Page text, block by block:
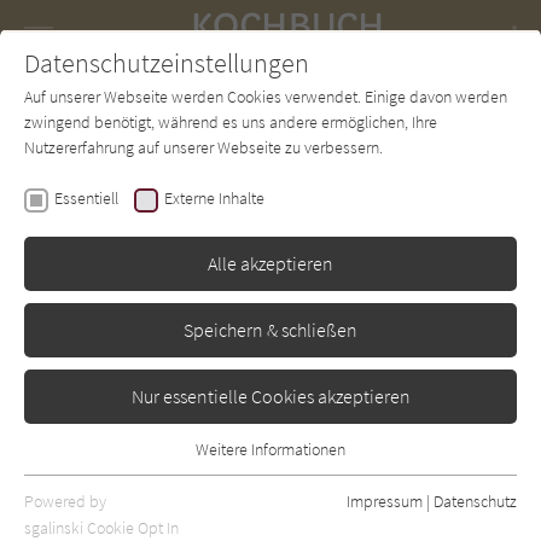
SUCHE Forum Charts Newsletter
Stevan Paul
Standard
Alle Zutaten anzeigen
Datenschutzeinstellungen
Auf unserer Webseite werden Cookies verwendet. Einige davon werden
zwingend benötigt, während es uns andere ermöglichen, Ihre
Nutzererfahrung auf unserer Webseite zu verbessern.
Essentiell Externe Inhalte
Alle akzeptieren
Speichern & schließen
Nur essentielle Cookies akzeptieren
Essentielle Cookies werden für grundlegende Funktionen der
Webseite benötigt. Dadurch ist gewährleistet, dass die Webseite
Weitere Informationen
Powered by
sgalinski Cookie Opt In
Impressum | Datenschutz